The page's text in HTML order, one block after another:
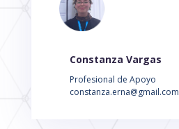
Constanza Vargas
Profesional de Apoyo
constanza.erna@gmail.com